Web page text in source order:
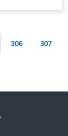
306
307